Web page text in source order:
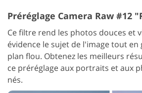
Préréglage Camera Raw #12
Ce filtre rend les photos douces et
évidence le sujet de l'image tout
plan flou. Obtenez les meilleurs
ce préréglage aux portraits et aux
nés.